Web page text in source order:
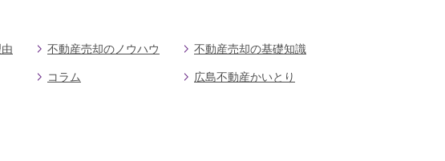
不動産売却のノウハウ 不動産売却の基礎知識
コラム 広島不動産かいとり